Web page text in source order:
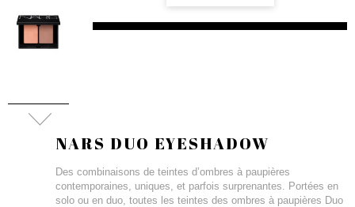
NARS DUO EYESHADOW
Des combinaisons de teintes d’ombres à paupières
contemporaines, uniques, et parfois surprenantes. Portées en
solo ou en duo, toutes les teintes des ombres à paupières Duo